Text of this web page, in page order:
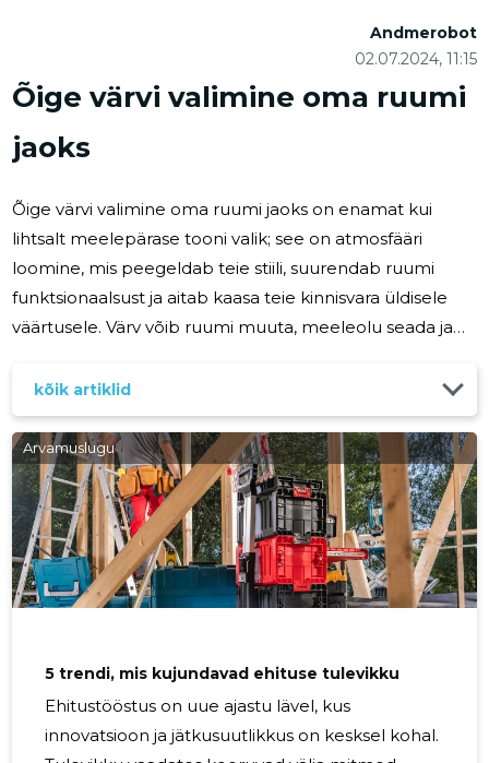
Õige värvi valimine oma ruumi
jaoks
02.07.2024, 11:15
Andmerobot
Õige värvi valimine oma ruumi jaoks on enamat kui
lihtsalt meelepärase tooni valik; see on atmosfääri
loomine, mis peegeldab teie stiili, suurendab ruumi
funktsionaalsust ja aitab kaasa teie kinnisvara üldisele
väärtusele. Värv võib ruumi muuta, meeleolu seada ja
värvivalikute merre, kaaluge tegureid nagu ruumi
otstarve, liikluse hulk, valgustingimused ja vajalik
vastupidavus. Need elemendid aitavad teil valida mitte
ainult värvi, vaid ka teie projekti jaoks sobiva tüüpi värvi.
Värvi ja valguse teadus Värvidel on jõud mõjutada
emotsioone
kõik artiklid
Arvamuslugu
5 trendi, mis kujundavad ehituse tulevikku
Ehitustööstus on uue ajastu lävel, kus
innovatsioon ja jätkusuutlikkus on kesksel kohal.